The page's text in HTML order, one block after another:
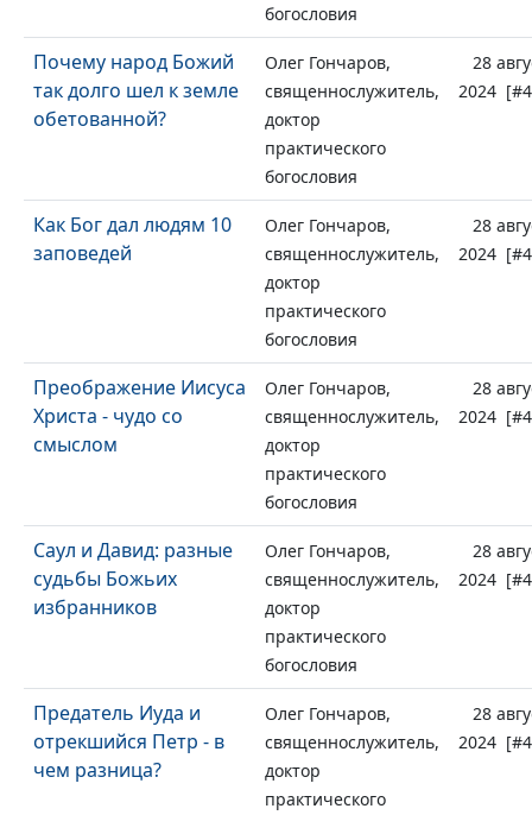
богословия
Почему народ Божий
так долго шел к земле
обетованной?
Олег Гончаров,
священнослужитель,
доктор
практического
богословия
28
2024
Как Бог дал людям 10
заповедей
Олег Гончаров,
священнослужитель,
доктор
практического
богословия
28
2024
Преображение Иисуса
Христа - чудо со
смыслом
Олег Гончаров,
священнослужитель,
доктор
практического
богословия
28
2024
Саул и Давид: разные
судьбы Божьих
избранников
Олег Гончаров,
священнослужитель,
доктор
практического
богословия
28
2024
Предатель Иуда и
отрекшийся Петр - в
чем разница?
Олег Гончаров,
священнослужитель,
доктор
практического
28
2024